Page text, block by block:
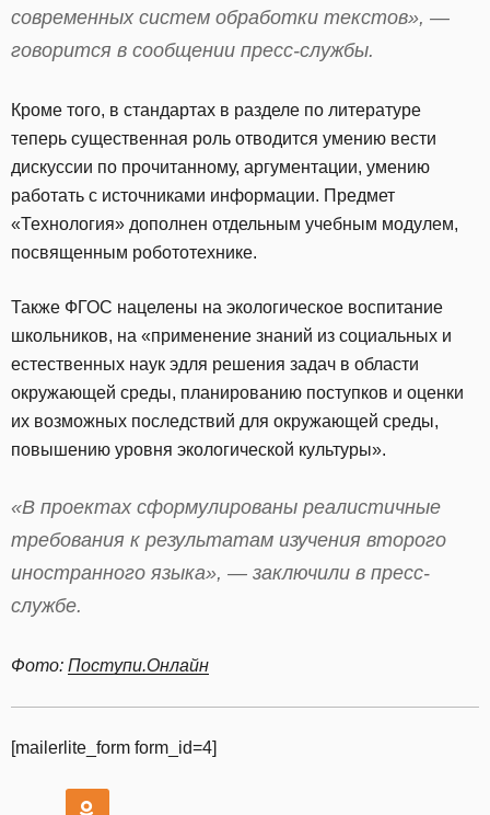
современных систем обработки текстов», —
говорится в сообщении пресс-службы.
Кроме того, в стандартах в разделе по литературе
теперь существенная роль отводится умению вести
дискуссии по прочитанному, аргументации, умению
работать с источниками информации. Предмет
«Технология» дополнен отдельным учебным модулем,
посвященным робототехнике.
Также ФГОС нацелены на экологическое воспитание
школьников, на «применение знаний из социальных и
естественных наук эдля решения задач в области
окружающей среды, планированию поступков и оценки
их возможных последствий для окружающей среды,
повышению уровня экологической культуры».
«В проектах сформулированы реалистичные
требования к результатам изучения второго
иностранного языка», — заключили в пресс-
службе.
Фото: Поступи.Онлайн
[mailerlite_form form_id=4]